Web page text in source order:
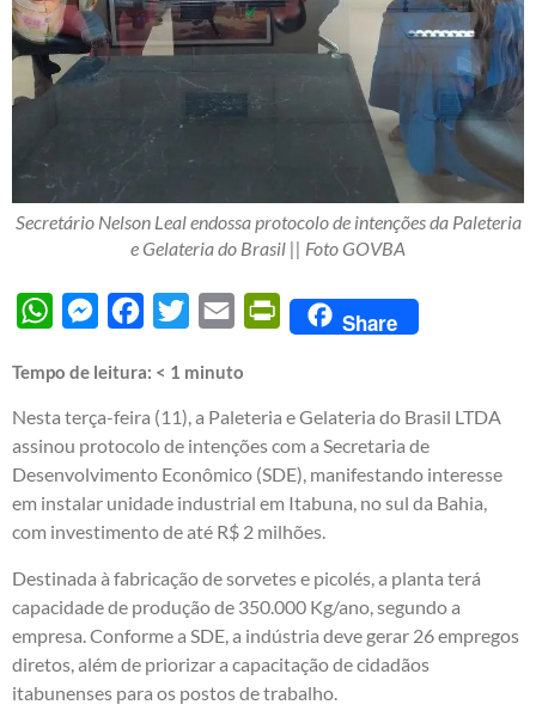
Secretário Nelson Leal endossa protocolo de intenções da Paleteria
e Gelateria do Brasil || Foto GOVBA
WhatsAppMessengerFacebook
Twitter Email PrintFriendly
Share
Tempo de leitura: < 1 minuto
Nesta terça-feira (11), a Paleteria e Gelateria do Brasil LTDA
assinou protocolo de intenções com a Secretaria de
Desenvolvimento Econômico (SDE), manifestando interesse
em instalar unidade industrial em Itabuna, no sul da Bahia,
com investimento de até R$ 2 milhões.
Destinada à fabricação de sorvetes e picolés, a planta terá
capacidade de produção de 350.000 Kg/ano, segundo a
empresa. Conforme a SDE, a indústria deve gerar 26 empregos
diretos, além de priorizar a capacitação de cidadãos
itabunenses para os postos de trabalho.